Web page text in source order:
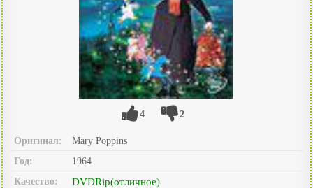
4 2
Оригинал:
Mary Poppins
Год:
1964
Качество:
DVDRip(отличное)